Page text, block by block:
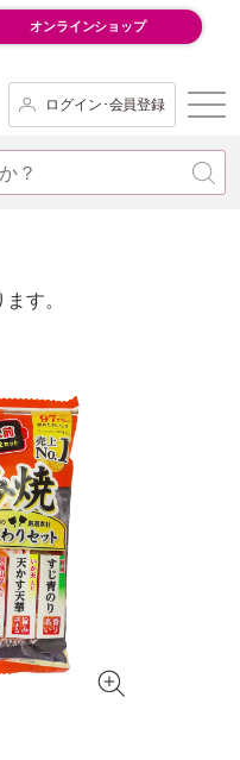
オンラインショップ
ログイン･会員登録
す。